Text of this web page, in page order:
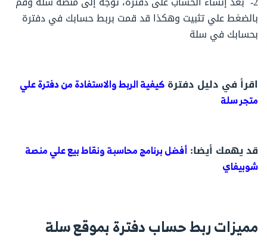
بالضغط علي تثبيت وهكذا قد قمت بربط حسابك في دفترة
بحسابك في سلة
اقرأ في دليل دفترة كيفية الربط والاستفادة من دفترة علي
متجر سلة
​قد يهمك أيضا: أفضل برنامج محاسبة ونقاط بيع علي منصة
شوبيفاي
مميزات ربط حساب دفترة بموقع سلة